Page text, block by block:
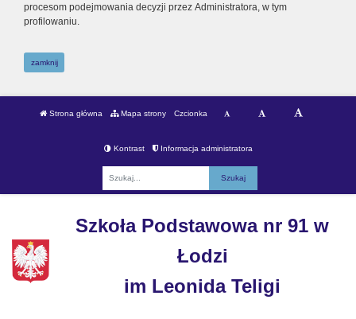
procesom podejmowania decyzji przez Administratora, w tym
profilowaniu.
zamknij
Strona główna Mapa strony Czcionka
Kontrast Informacja administratora
Szkoła Podstawowa nr 91 w
Łodzi
im Leonida Teligi